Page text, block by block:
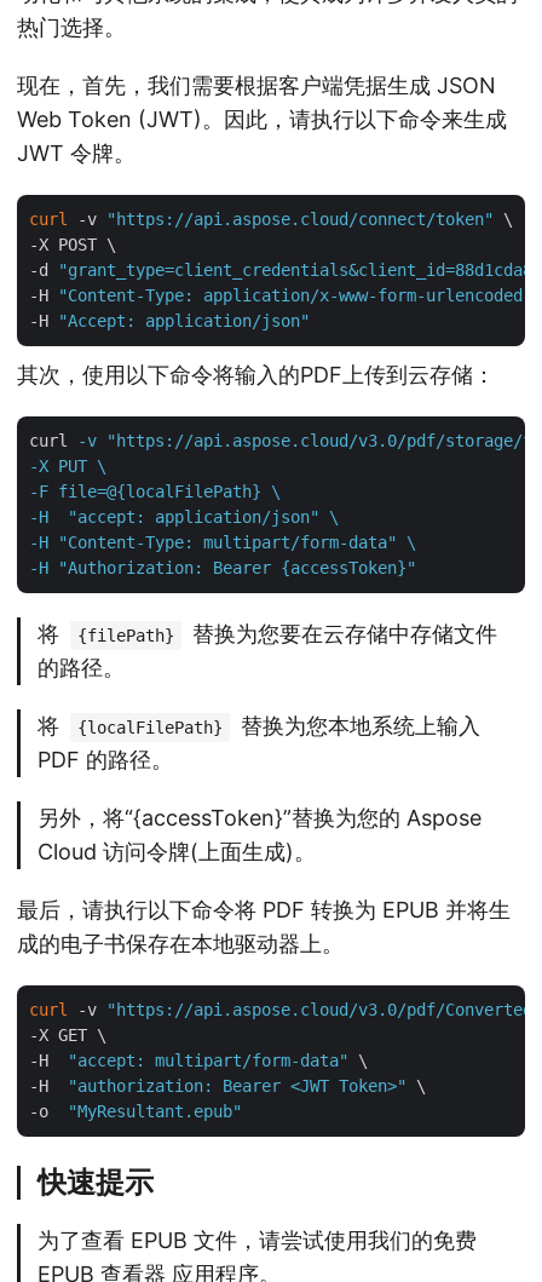
热门选择。
现在，首先，我们需要根据客户端凭据生成 JSON
Web Token (JWT)。因此，请执行以下命令来生成
JWT 令牌。
curl -v "https://api.aspose.cloud/connect/token"
\
-X POST \
-d
"grant_type=client_credentials&client_id=88d1cda8-
-H
"Content-Type: application/x-www-form-urlencoded"
-H
"Accept: application/json"
其次，使用以下命令将输入的PDF上传到云存储：
curl
-v "https://api.aspose.cloud/v3.0/pdf/
-X PUT \
-F file=@{localFilePath} \
-H  "accept: application/json" \
-H "Content-Type: multipart/form-data" \
-H "Authorization: Bearer {accessToken}"
将 {filePath}
替换为您要在云存储中存储文件
的路径。
将 {localFilePath}
替换为您本地系统上输入
PDF 的路径。
另外，将“{accessToken}”替换为您的 Aspose
Cloud 访问令牌(上面生成)。
最后，请执行以下命令将 PDF 转换为 EPUB 并将生
成的电子书保存在本地驱动器上。
curl -v
"https://api.aspose.cloud/v3.0/pdf/
-X GET \
-H
"accept: multipart/form-data"
\
-H
"authorization: Bearer <JWT Token>"
\
-o
"MyResultant.epub"
快速提示
为了查看 EPUB 文件，请尝试使用我们的免费
EPUB 查看器 应用程序。